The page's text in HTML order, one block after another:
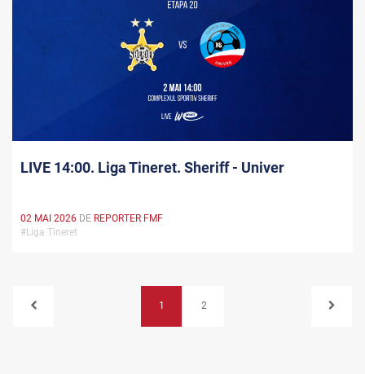
LIVE 14:00. Liga Tineret. Sheriff - Univer
02 MAI 2026 DE REPORTER FMF
#Liga Tineret
1 2